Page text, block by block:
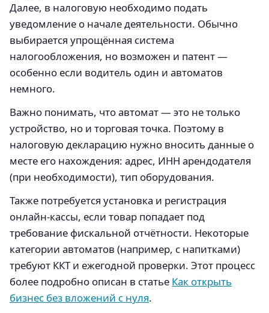
Далее, в налоговую необходимо подать
уведомление о начале деятельности. Обычно
выбирается упрощённая система
налогообложения, но возможен и патент —
особенно если водитель один и автоматов
немного.
Важно понимать, что автомат — это не только
устройство, но и торговая точка. Поэтому в
налоговую декларацию нужно вносить данные о
месте его нахождения: адрес, ИНН арендодателя
(при необходимости), тип оборудования.
Также потребуется установка и регистрация
онлайн-кассы, если товар попадает под
требование фискальной отчётности. Некоторые
категории автоматов (например, с напитками)
требуют ККТ и ежегодной проверки. Этот процесс
более подробно описан в статье Как открыть
бизнес без вложений с нуля.